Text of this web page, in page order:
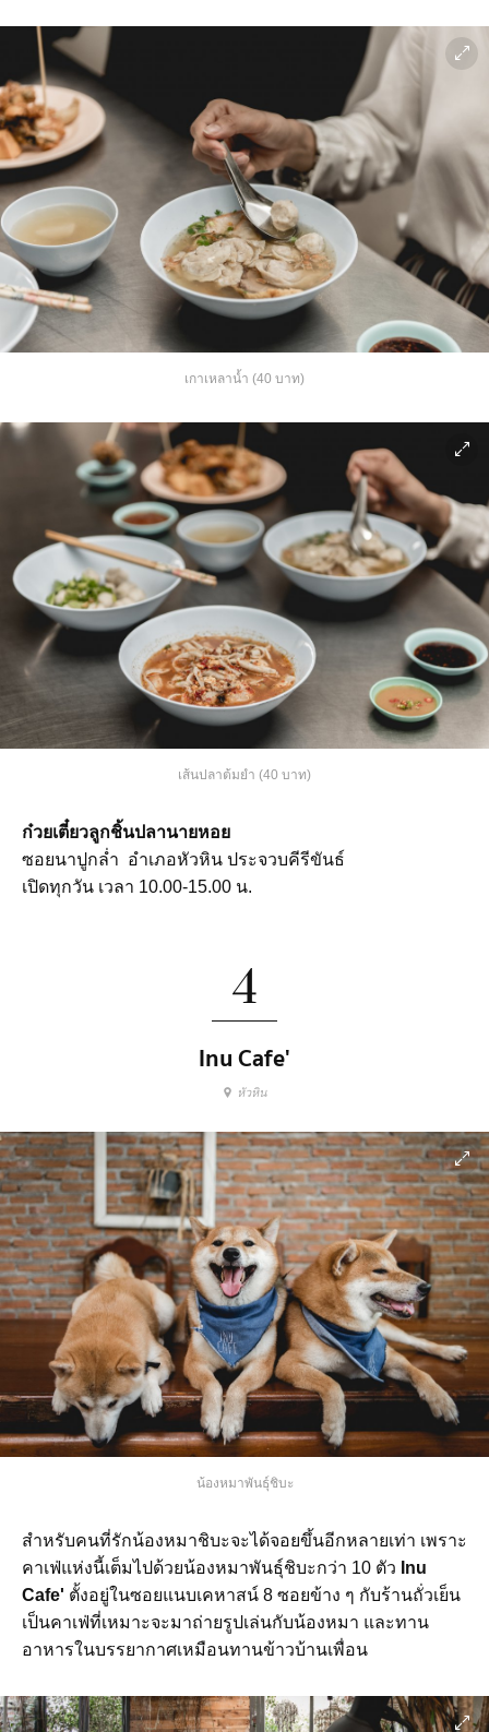
เกาเหลาน้ำ (40 บาท)
เส้นปลาต้มยำ (40 บาท)
ก๋วยเตี๋ยวลูกชิ้นปลานายหอย
ซอยนาปูกลํ่า อำเภอหัวหิน ประจวบคีรีขันธ์
เปิดทุกวัน เวลา 10.00-15.00 น.
4
Inu Cafe'
หัวหิน
น้องหมาพันธุ์ชิบะ
สำหรับคนที่รักน้องหมาชิบะจะได้จอยขึ้นอีกหลายเท่า เพราะ
คาเฟ่แห่งนี้เต็มไปด้วยน้องหมาพันธุ์ชิบะกว่า 10 ตัว Inu
Cafe' ตั้งอยู่ในซอยแนบเคหาสน์ 8 ซอยข้าง ๆ กับร้านถั่วเย็น
เป็นคาเฟ่ที่เหมาะจะมาถ่ายรูปเล่นกับน้องหมา และทาน
อาหารในบรรยากาศเหมือนทานข้าวบ้านเพื่อน